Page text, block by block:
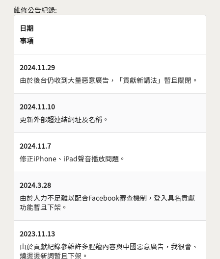
維修公告紀錄:
日期
事項
2024.11.29
由於後台仍收到大量惡意廣告，「貢獻新講法」暫且關閉。
2024.11.10
更新外部超連結網址及名稱。
2024.11.7
修正iPhone、iPad聲音播放問題。
2024.3.28
由於人力不足難以配合Facebook審查機制，登入具名貢獻
功能暫且下架。
2023.11.13
由於貢獻紀錄參雜許多腥羶內容與中國惡意廣告，我很會、
燒燙燙新詞暫且下架。